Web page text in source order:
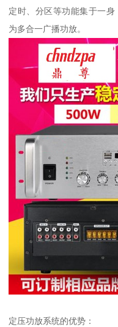
定时、分区等功能集于一
为多合一广播功放。
定压功放系统的优势：